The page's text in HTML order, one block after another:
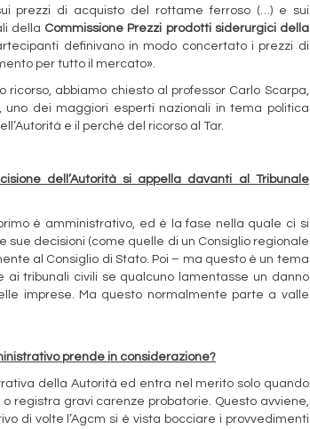
prezzi di acquisto del rottame ferroso (…) e sui
della Commissione Prezzi prodotti siderurgici della
definivano in modo concertato i prezzi di
per tutto il mercato».
abbiamo chiesto al professor Carlo Scarpa,
uno dei maggiori esperti nazionali in tema politica
e il perché del ricorso al Tar.
dell’Autorità si appella davanti al Tribunale
è amministrativo, ed è la fase nella quale ci si
sue decisioni (come quelle di un Consiglio regionale
al Consiglio di Stato. Poi – ma questo è un tema
tribunali civili se qualcuno lamentasse un danno
imprese. Ma questo normalmente parte a valle
prende in considerazione?
della Autorità ed entra nel merito solo quando
registra gravi carenze probatorie. Questo avviene,
di volte l’Agcm si è vista bocciare i provvedimenti